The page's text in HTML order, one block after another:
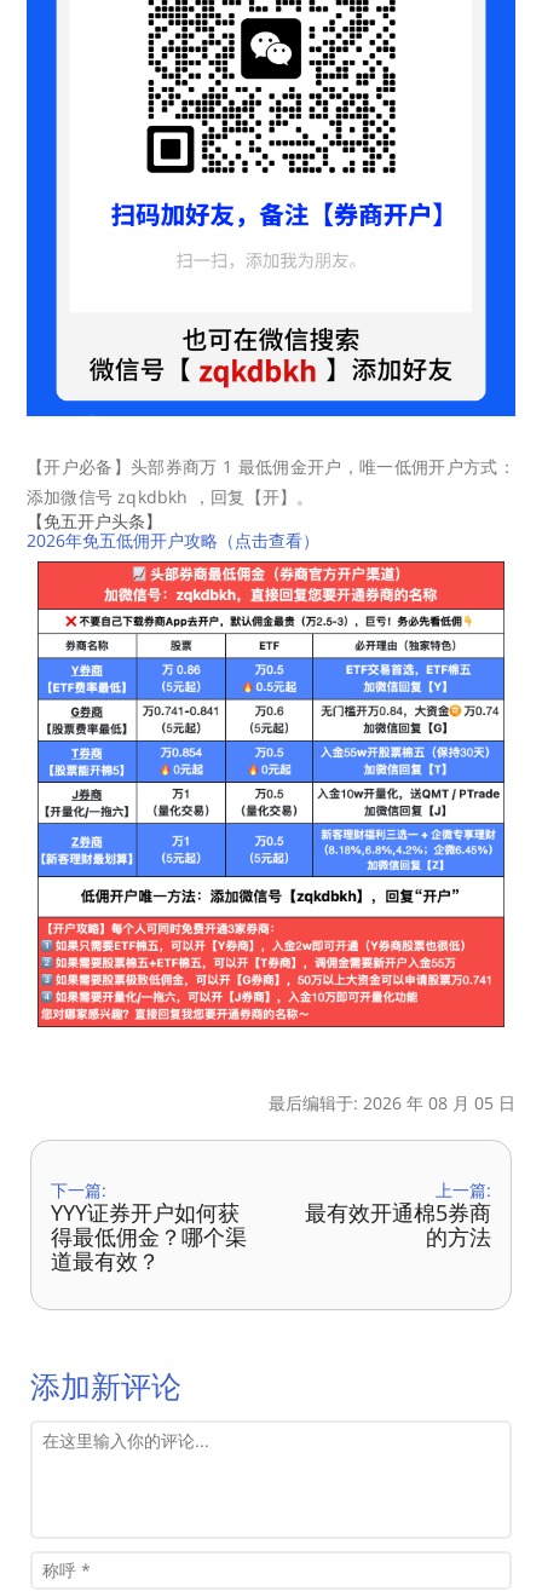
【开户必备】头部券商万 1 最低佣金开户，唯一低佣开户方式：
添加微信号 zqkdbkh ，回复【开】。
【免五开户头条】
2026年免五低佣开户攻略（点击查看）
最后编辑于: 2026 年 08 月 05 日
下一篇:
YYY证券开户如何获
得最低佣金？哪个渠
道最有效？
上一篇:
最有效开通棉5券商
的方法
添加新评论